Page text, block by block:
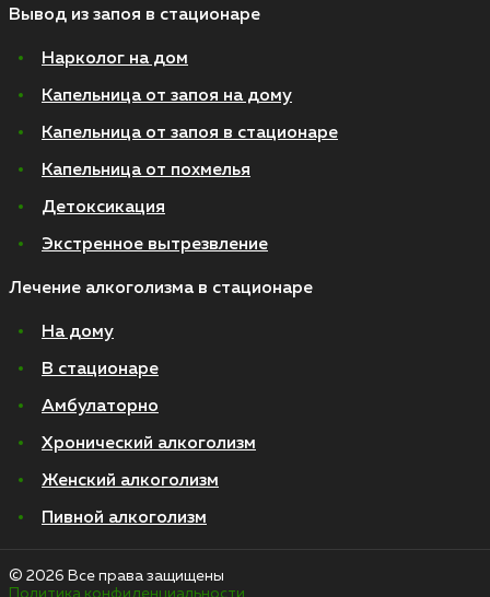
Вывод из запоя в стационаре
Нарколог на дом
Капельница от запоя на дому
Капельница от запоя в стационаре
Капельница от похмелья
Детоксикация
Экстренное вытрезвление
Лечение алкоголизма в стационаре
На дому
В стационаре
Амбулаторно
Хронический алкоголизм
Женский алкоголизм
Пивной алкоголизм
© 2026 Все права защищены
Политика конфиденциальности